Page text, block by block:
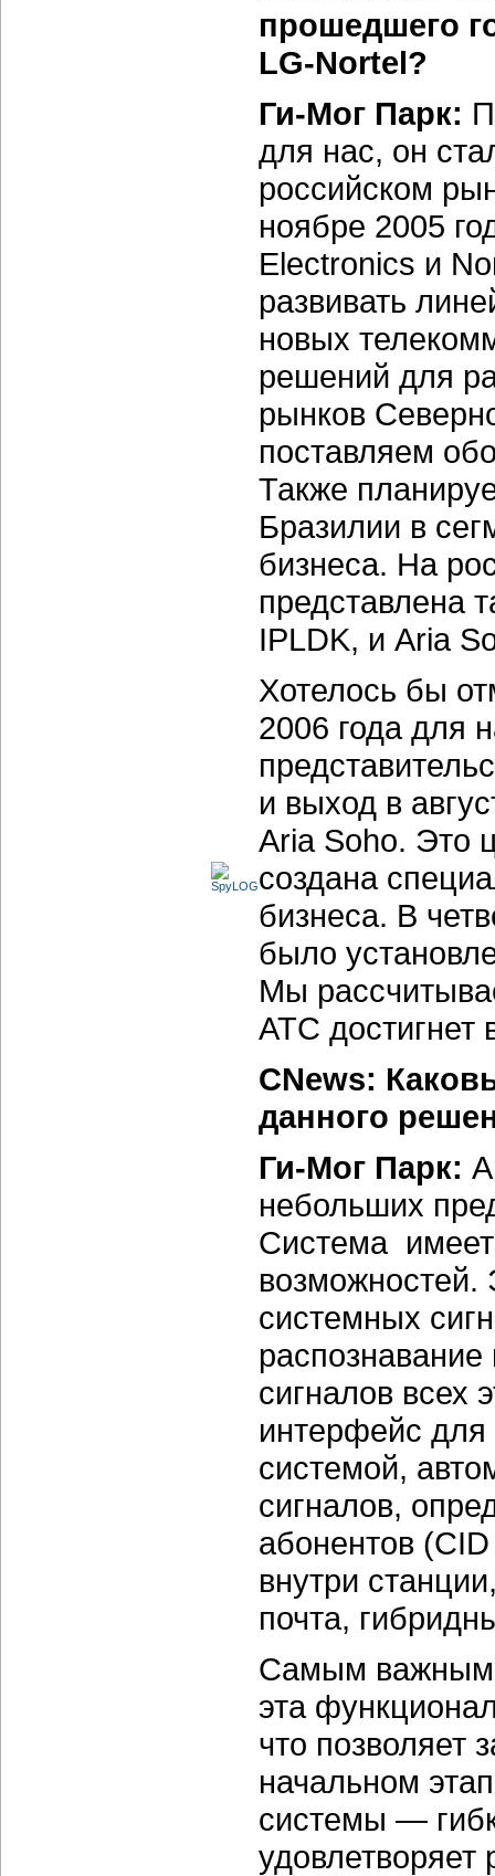
прошедшего
LG-Nortel?
Ги-Мог Парк:
для нас, он
российском
ноябре 2005
Electronics и
развивать
новых
решений для
рынков
поставляем
Также
Бразилии в
бизнеса. На
представлена
IPLDK, и Aria
Хотелось бы
2006 года для
и выход в
Aria Soho. Это
создана
бизнеса. В
было
Мы
АТС достигнет
CNews:
данного
Ги-Мог Парк:
небольших
Система
возможностей.
системных
сигналов всех
интерфейс для
системой,
сигналов,
абонентов
внутри
почта,
Самым важным,
эта
что позволяет
начальном
системы —
удовлетворяет